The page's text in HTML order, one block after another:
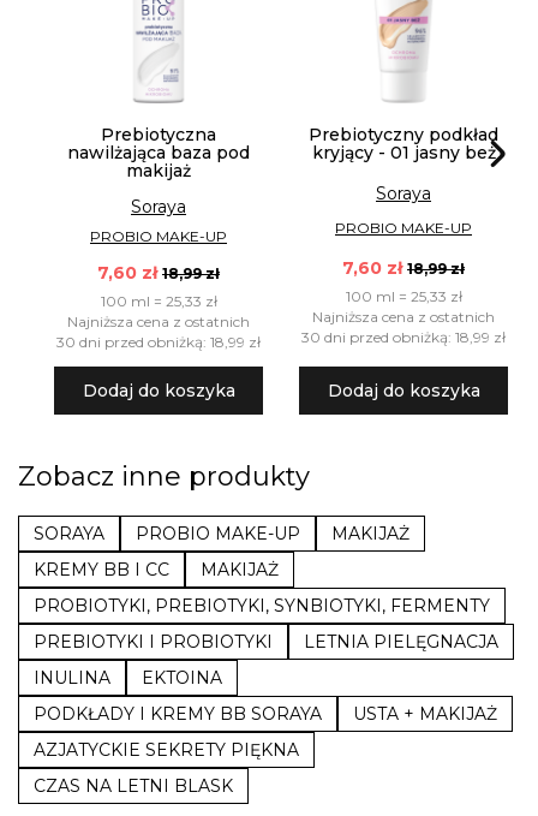
Prebiotyczna
nawilżająca baza pod
makijaż
Soraya
PROBIO MAKE-UP
7,60 zł 18,99 zł
100 ml = 25,33 zł
Najniższa cena z ostatnich
30 dni przed obniżką: 18,99 zł
Dodaj do koszyka
Prebiotyczny podkład
kryjący - 01 jasny beż
Soraya
PROBIO MAKE-UP
7,60 zł 18,99 zł
100 ml = 25,33 zł
Najniższa cena z ostatnich
30 dni przed obniżką: 18,99 zł
Dodaj do koszyka
Zobacz inne produkty
SORAYA PROBIO MAKE-UP
MAKIJAŻ
KREMY BB I CC
MAKIJAŻ
PROBIOTYKI, PREBIOTYKI, SYNBIOTYKI, FERMENTY
PREBIOTYKI I PROBIOTYKI
LETNIA PIELĘGNACJA
INULINA
EKTOINA
PODKŁADY I KREMY BB SORAYA
USTA + MAKIJAŻ
AZJATYCKIE SEKRETY PIĘKNA
CZAS NA LETNI BLASK